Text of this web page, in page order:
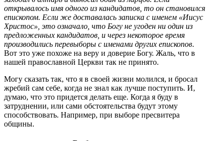
открывалось имя одного из кандидатов, то он становился
епископом. Если же доставалась записка с именем «Иисус
Христос», это означало, что Богу не угоден ни один из
предложенных кандидатов, и через некоторое время
производились перевыборы с именами других епископов.
Вот это уже похоже на веру и доверие Богу. Жаль, что в
нашей православной Церкви так не принято.
Могу сказать так, что я в своей жизни молился, и бросал
жребий сам себе, когда не знал как лучше поступить. И,
думаю, что это придется делать еще. Когда я буду в
затруднении, или сами обстоятельства будут этому
способствовать. Например, при выборе пресвитера
общины.